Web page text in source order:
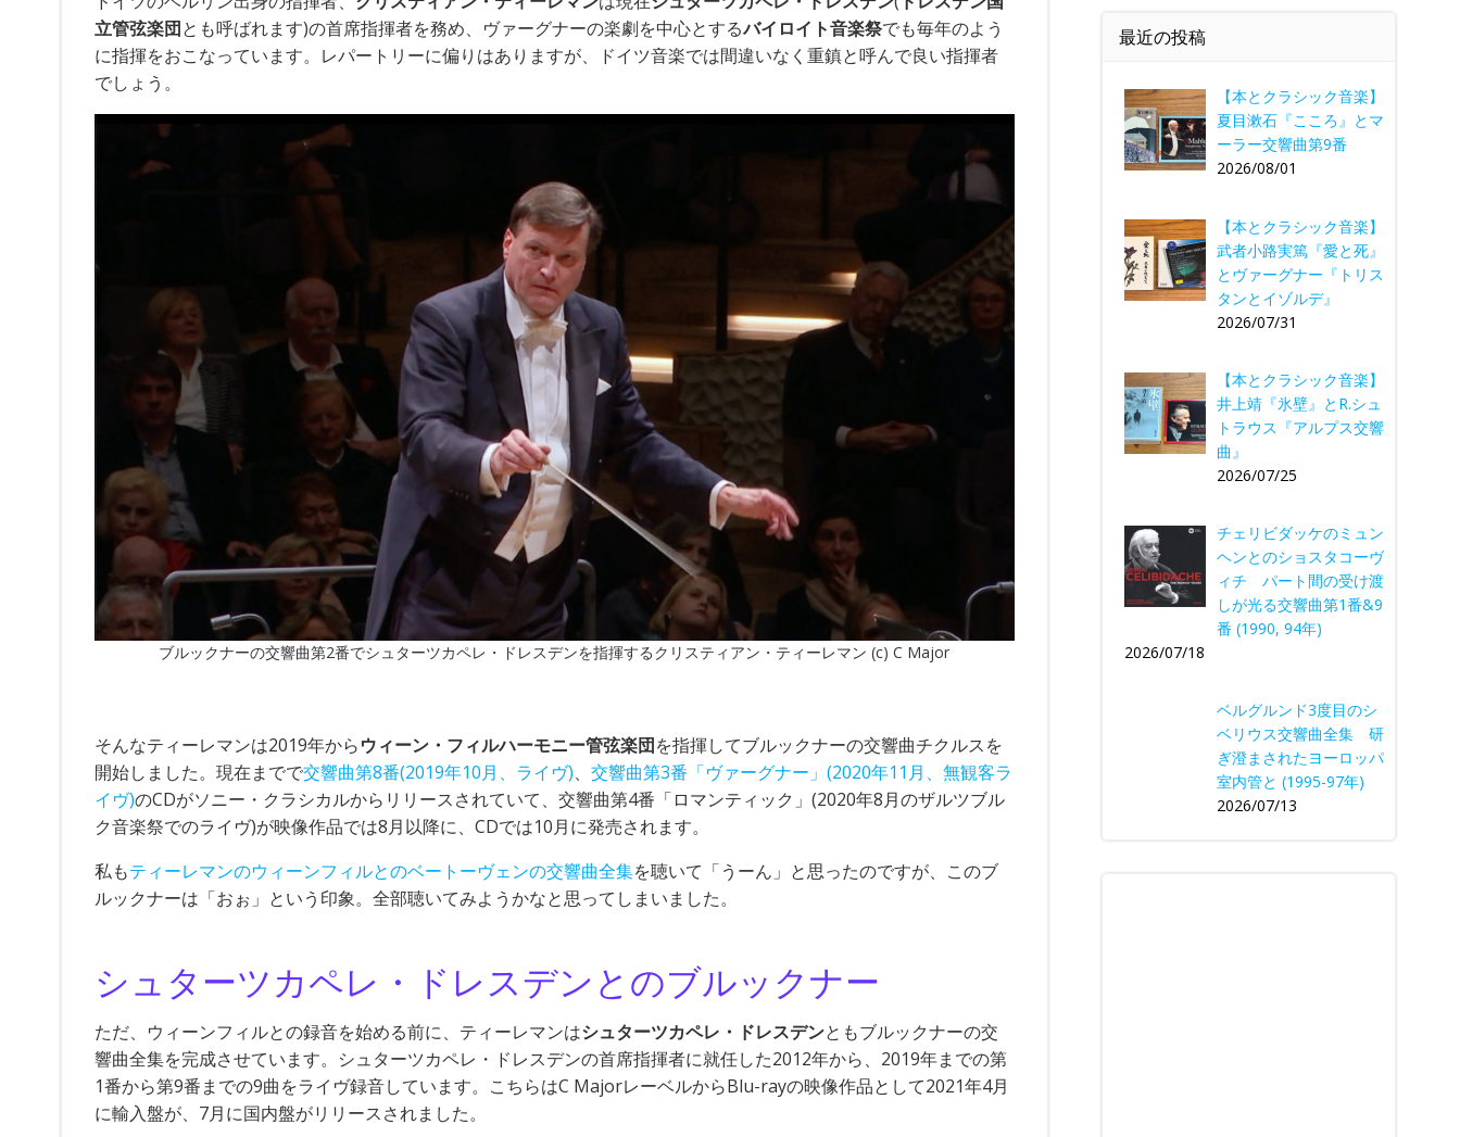
立管弦楽団とも呼ばれます)の首席指揮者を務め、ヴァーグナーの楽劇を中心とするバイロイト音楽祭でも毎年のよう
に指揮をおこなっています。レパートリーに偏りはありますが、ドイツ音楽では間違いなく重鎮と呼んで良い指揮者
でしょう。
ブルックナーの交響曲第2番でシュターツカペレ・ドレスデンを指揮するクリスティアン・ティーレマン (c) C Major
そんなティーレマンは2019年からウィーン・フィルハーモニー管弦楽団を指揮してブルックナーの交響曲チクルスを
開始しました。現在までで交響曲第8番(2019年10月、ライヴ)、 交響曲第3番「ヴァーグナー」(2020年11月、無観客ラ
イヴ)のCDがソニー・クラシカルからリリースされていて、交響曲第4番「ロマンティック」(2020年8月のザルツブル
ク音楽祭でのライヴ)が映像作品では8月以降に、CDでは10月に発売されます。
私もティーレマンのウィーンフィルとのベートーヴェンの交響曲全集を聴いて「うーん」と思ったのですが、このブ
ルックナーは「おぉ」という印象。全部聴いてみようかなと思ってしまいました。
シュターツカペレ・ドレスデンとのブルックナー
ただ、ウィーンフィルとの録音を始める前に、ティーレマンはシュターツカペレ・ドレスデンともブルックナーの交
響曲全集を完成させています。シュターツカペレ・ドレスデンの首席指揮者に就任した2012年から、2019年までの第
1番から第9番までの9曲をライヴ録音しています。こちらはC MajorレーベルからBlu-rayの映像作品として2021年4月
に輸入盤が、7月に国内盤がリリースされました。
最近の投稿
【本とクラシック音楽】
夏目漱石『こころ』とマ
ーラー交響曲第9番
2026/08/01
【本とクラシック音楽】
武者小路実篤『愛と死』
とヴァーグナー『トリス
タンとイゾルデ』
2026/07/31
【本とクラシック音楽】
井上靖『氷壁』とR.シュ
トラウス『アルプス交響
曲』
2026/07/25
チェリビダッケのミュン
ヘンとのショスタコーヴ
ィチ パート間の受け渡
しが光る交響曲第1番&9
番 (1990, 94年)
2026/07/18
ベルグルンド3度目のシ
ベリウス交響曲全集 研
ぎ澄まされたヨーロッパ
室内管と (1995-97年)
2026/07/13